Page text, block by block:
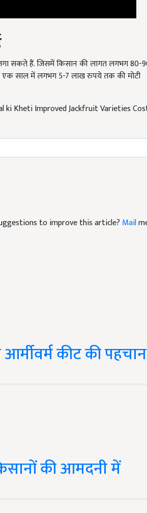
सकते हैं. जिसमें किसान की लागत लगभग 80-90
एक साल में लगभग 5-7 लाख रुपये तक की मोटी
to improve this article?
कीट की पहचान
की आमदनी में